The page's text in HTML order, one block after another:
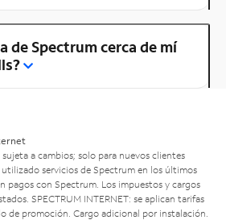
de Spectrum cerca de mí
a cambios; solo para nuevos clientes
servicios de Spectrum en los últimos
pagos con Spectrum. Los impuestos y cargos
SPECTRUM INTERNET: se aplican tarifas
de promoción. Cargo adicional por instalación.